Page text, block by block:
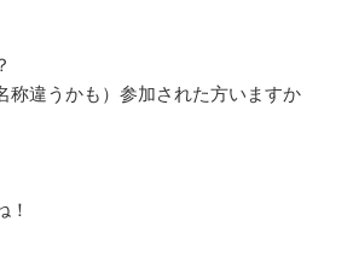
称違うかも）参加された方いますか
！